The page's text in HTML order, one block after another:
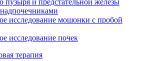
пузыря и предстательной железы
исследование мошонки с пробой
исследование почек
терапия